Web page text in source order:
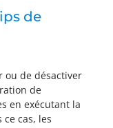
de
ou de désactiver
de
en exécutant la
cas, les